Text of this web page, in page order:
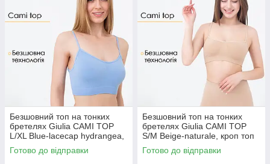
Безшовний топ на тонких
бретелях Giulia CAMI TOP
L/XL Blue-lacecap hydrangea,
топ для спорту
Готово до відправки
Безшовний топ на тонких
бретелях Giulia CAMI TOP
S/M Beige-naturale, кроп топ
Джулія, спортивний топ
Готово до відправки